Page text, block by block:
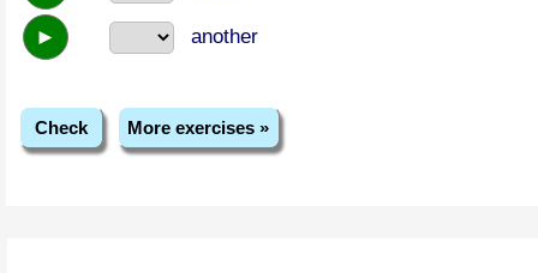
► another
Check More exercises »